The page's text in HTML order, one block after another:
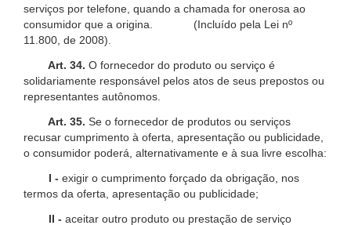
serviços por telefone, quando a chamada for onerosa ao
consumidor que a origina. (Incluído pela Lei nº
11.800, de 2008).
Art. 34. O fornecedor do produto ou serviço é
solidariamente responsável pelos atos de seus prepostos ou
representantes autônomos.
Art. 35. Se o fornecedor de produtos ou serviços
recusar cumprimento à oferta, apresentação ou publicidade,
o consumidor poderá, alternativamente e à sua livre escolha:
I - exigir o cumprimento forçado da obrigação, nos
termos da oferta, apresentação ou publicidade;
II - aceitar outro produto ou prestação de serviço